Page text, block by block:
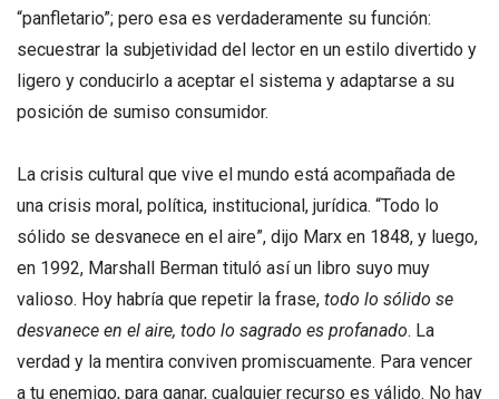
“panfletario”; pero esa es verdaderamente su función:
secuestrar la subjetividad del lector en un estilo divertido y
ligero y conducirlo a aceptar el sistema y adaptarse a su
posición de sumiso consumidor.
La crisis cultural que vive el mundo está acompañada de
una crisis moral, política, institucional, jurídica. “Todo lo
sólido se desvanece en el aire”, dijo Marx en 1848, y luego,
en 1992, Marshall Berman tituló así un libro suyo muy
valioso. Hoy habría que repetir la frase, todo lo sólido se
desvanece en el aire, todo lo sagrado es profanado. La
verdad y la mentira conviven promiscuamente. Para vencer
a tu enemigo, para ganar, cualquier recurso es válido. No hay